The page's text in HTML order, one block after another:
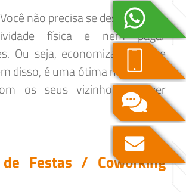
não precisa se deslocar para
física e nem pagar
Ou seja, economiza tempo e
disso, é uma ótima maneira de
os seus vizinhos e fazer
Festas / Coworking